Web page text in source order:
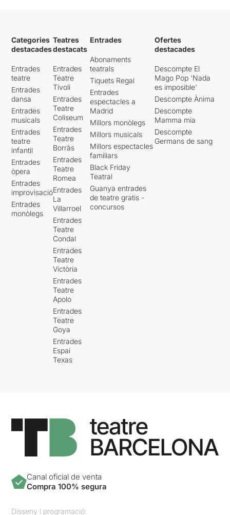
Categories
destacades
Entrades
teatre
Entrades
dansa
Entrades
musicals
Entrades
teatre
infantil
Entrades
òpera
Entrades
improvisació
Entrades
monòlegs
Teatres
destacats
Entrades
Teatre
Tívoli
Entrades
Teatre
Coliseum
Entrades
Teatre
Borràs
Entrades
Teatre
Romea
Entrades
La
Villarroel
Entrades
Teatre
Condal
Entrades
Teatre
Victòria
Entrades
Teatre
Apolo
Entrades
Teatre
Goya
Entrades
Espai
Texas
Entrades
Abonaments
teatrals
Tiquets Regal
Entrades
espectacles a
Madrid
Millors monòlegs
Millors musicals
Millors espectacles
familiars
Black Friday
Teatral
Guanya entrades
de teatre gratis -
concursos
Ofertes
destacades
Descompte El
Mago Pop 'Nada
es imposible'
Descompte Ànima
Descompte
Mamma mia
Descompte
Germans de sang
Canal oficial de venta
Compra 100% segura
Disseny i programació: